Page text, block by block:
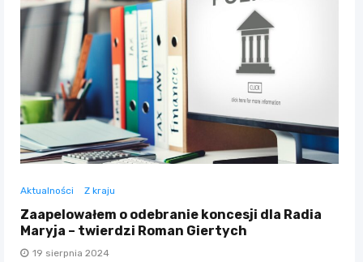
Aktualności Z kraju
Zaapelowałem o odebranie koncesji dla Radia
Maryja – twierdzi Roman Giertych
19 sierpnia 2024